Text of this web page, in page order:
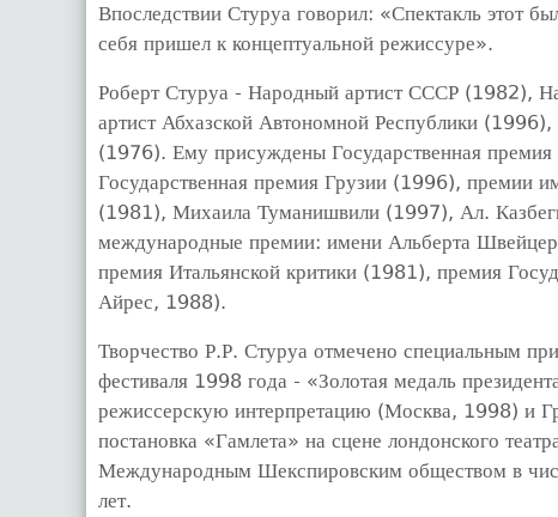
Впоследствии Стуруа говорил: «Спектакль этот
себя пришел к концептуальной режиссуре».
Роберт Стуруа - Народный артист СССР (1982),
артист Абхазской Автономной Республики
(1976). Ему присуждены Государственная
Государственная премия Грузии (1996), премии
(1981), Михаила Туманишвили (1997), Ал.
международные премии: имени Альберта
премия Итальянской критики (1981), премия
Айрес, 1988).
Творчество Р.Р. Стуруа отмечено специальным
фестиваля 1998 года - «Золотая медаль
режиссерскую интерпретацию (Москва, 1998) и
постановка «Гамлета» на сцене лондонского
Международным Шекспировским обществом в
лет.